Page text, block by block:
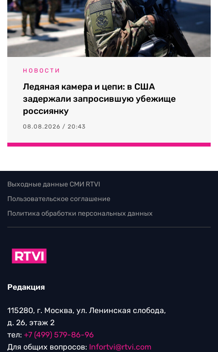
НОВОСТИ
Ледяная камера и цепи: в США
задержали запросившую убежище
россиянку
08.08.2026 / 20:43
Выходные данные СМИ RTVI
Пользовательское соглашение
Политика обработки персональных данных
Редакция
115280, г. Москва, ул. Ленинская слобода,
д. 26, этаж 2
тел: +7 (499) 579-86-96
Для общих вопросов: Infortvi@rtvi.com